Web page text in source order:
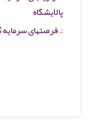
پالایشگاه
فرصتهای